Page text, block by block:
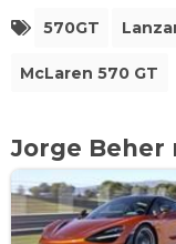
570GT
McLaren 570 GT
Jorge Beher